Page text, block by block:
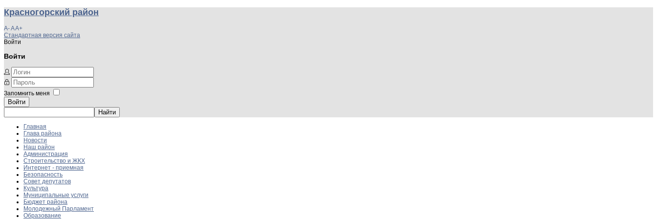
Красногорский район
A-AA+
Стандартная версия сайта
Войти
Войти
Запомнить меня
Войти
Главная
Глава района
Новости
Наш район
Администрация
Строительство и ЖКХ
Интернет - приемная
Безопасность
Совет депутатов
Культура
Муниципальные услуги
Бюджет района
Молодежный Парламент
Образование